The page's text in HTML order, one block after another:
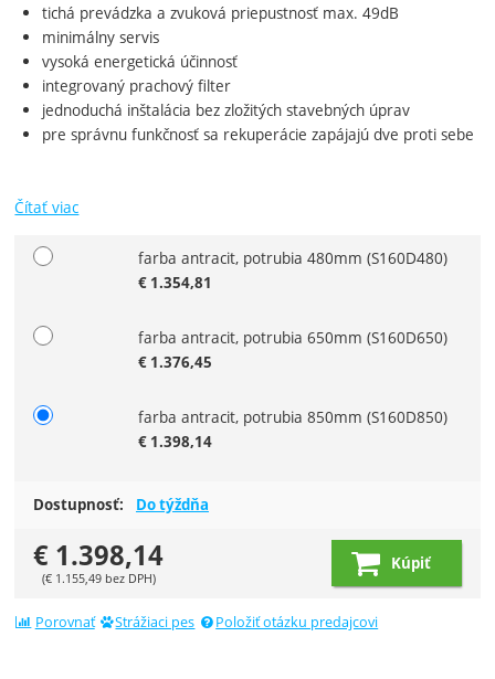
tichá prevádzka a zvuková priepustnosť max. 49dB
minimálny servis
vysoká energetická účinnosť
integrovaný prachový filter
jednoduchá inštalácia bez zložitých stavebných úprav
pre správnu funkčnosť sa rekuperácie zapájajú dve proti sebe
Čítať viac
Zvoľte variantfarba antracit, potrubia 480mm(S160D480)
€ 1.354,81
farba antracit, potrubia 650mm(S160D650)
€ 1.376,45
farba antracit, potrubia 850mm(S160D850)
€ 1.398,14
Dostupnosť: Do týždňa
€ 1.398,14
(€1.155,49 bez DPH)
Kúpiť
Porovnať Strážiaci pes Položiť otázku predajcovi